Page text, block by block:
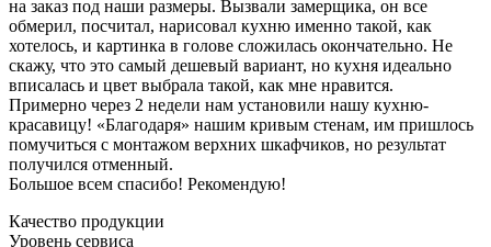
на заказ под наши размеры. Вызвали замерщика, он все
обмерил, посчитал, нарисовал кухню именно такой, как
хотелось, и картинка в голове сложилась окончательно. Не
скажу, что это самый дешевый вариант, но кухня идеально
вписалась и цвет выбрала такой, как мне нравится.
Примерно через 2 недели нам установили нашу кухню-
красавицу! «Благодаря» нашим кривым стенам, им пришлось
помучиться с монтажом верхних шкафчиков, но результат
получился отменный.
Большое всем спасибо! Рекомендую!
Качество продукции
Уровень сервиса